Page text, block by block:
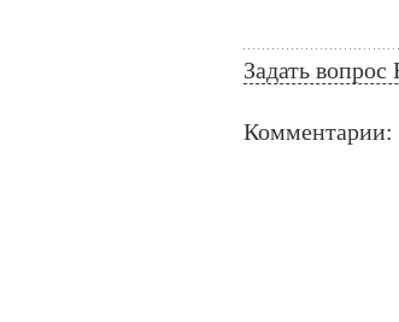
Задать вопрос
Комментарии: